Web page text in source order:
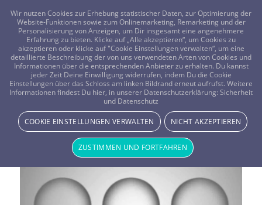
FRAGEN? KOSTENLOS ANRUFEN: 0800-8478266
Die Kraft der Gedanken – Denke
Dein Leben neu
NEWS & STORYS
Wir nutzen Cookies zur Erhebung statistischer Daten, zur Optimierung der
Website-Funktionen sowie zum Onlinemarketing, Remarketing und der
Personalisierung von Anzeigen, um Dir insgesamt eine angenehmere
Erfahrung zu bieten. Klicke auf „Alle akzeptieren“, um Cookies zu
akzeptieren oder klicke auf "Cookie Einstellungen verwalten“, um eine
detaillierte Beschreibung der von uns verwendeten Arten von Cookies und
Informationen über die entsprechenden Anbieter zu erhalten. Du kannst
jeder Zeit Deine Einwilligung widerrufen, indem Du die Cookie
Einstellungen über das Schloss am linken Bildrand erneut aufrufst. Weitere
Informationen findest Du hier, in unserer Datenschutzerklärung: Sicherheit
und Datenschutz
COOKIE EINSTELLUNGEN VERWALTEN NICHT AKZEPTIEREN
ZUSTIMMEN UND FORTFAHREN